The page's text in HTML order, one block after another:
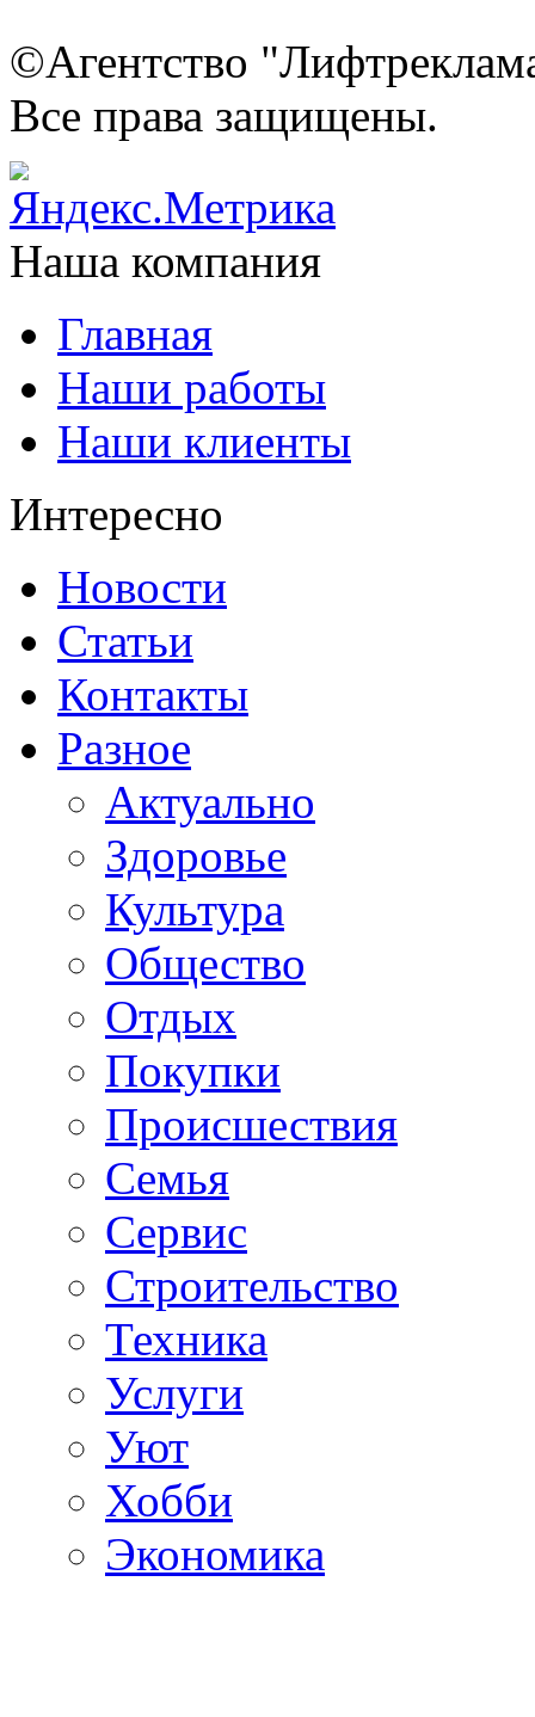
©Агентство
Все права защищены.
Наша компания
Главная
Наши работы
Наши клиенты
Интересно
Новости
Статьи
Контакты
Разное
Актуально
Здоровье
Культура
Общество
Отдых
Покупки
Происшествия
Семья
Сервис
Строительство
Техника
Услуги
Уют
Хобби
Экономика